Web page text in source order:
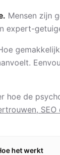
Mensen zijn
expert-
hoe de
het werkt